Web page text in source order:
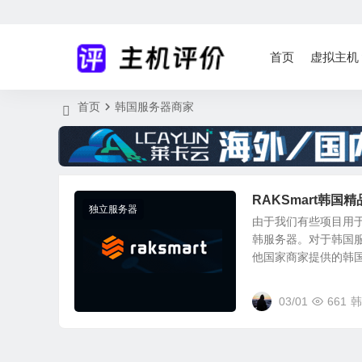
首页 虚拟主机
首页 韩国服务器商家
独立服务器
RAKSmart韩国精
由于我们有些项目用
韩服务器。对于韩国
他国家商家提供的韩
03/01 661